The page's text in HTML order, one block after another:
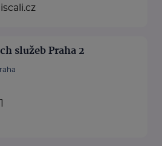
služeb Praha 2